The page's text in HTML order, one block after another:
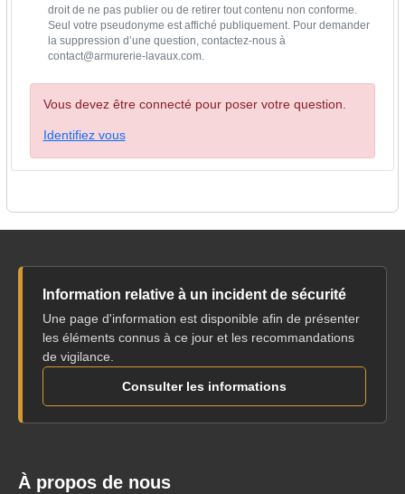
droit de ne pas publier ou de retirer tout contenu non conforme.
Seul votre pseudonyme est affiché publiquement. Pour demander
la suppression d’une question, contactez-nous à
contact@armurerie-lavaux.com.
Vous devez être connecté pour poser votre question.
Identifiez vous
Information relative à un incident de sécurité
Une page d'information est disponible afin de présenter
les éléments connus à ce jour et les recommandations
de vigilance.
Consulter les informations
À propos de nous